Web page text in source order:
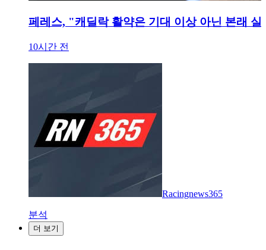
페레스, "캐딜락 활약은 기대 이상 아닌 본래
10시간 전
Racingnews365
분석
더 보기